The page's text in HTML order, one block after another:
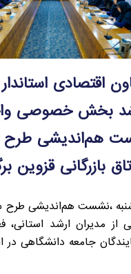
اقتصادی
بخش خصوصی
هم‌اندیشی طرح
بازرگانی قزوین
،نشست هم‌اندیشی طرح
از مدیران ارشد استانی،
جامعه دانشگاهی در